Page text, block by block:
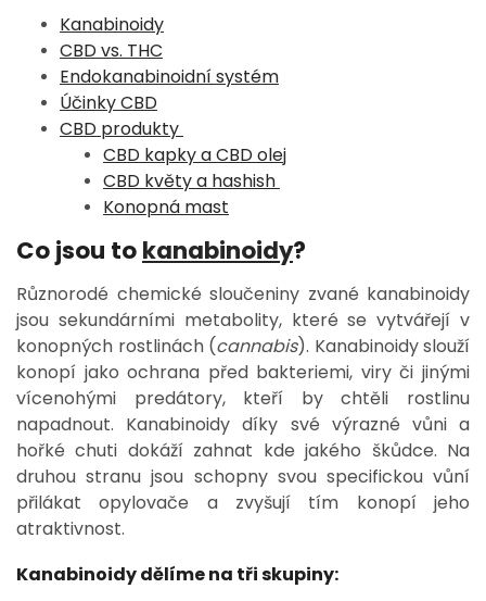
Kanabinoidy
CBD vs. THC
Endokanabinoidní systém
Účinky CBD
CBD produkty
CBD kapky a CBD olej
CBD květy a hashish
Konopná mast
Co jsou to kanabinoidy?
Různorodé chemické sloučeniny zvané kanabinoidy
jsou sekundárními metabolity, které se vytvářejí v
konopných rostlinách (cannabis). Kanabinoidy slouží
konopí jako ochrana před bakteriemi, viry či jinými
vícenohými predátory, kteří by chtěli rostlinu
napadnout. Kanabinoidy díky své výrazné vůni a
hořké chuti dokáží zahnat kde jakého škůdce. Na
druhou stranu jsou schopny svou specifickou vůní
přilákat opylovače a zvyšují tím konopí jeho
atraktivnost.
Kanabinoidy dělíme na tři skupiny: